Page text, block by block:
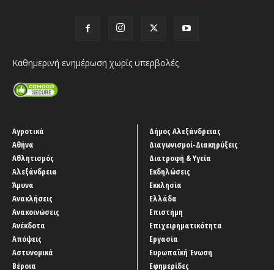
Καθημερινή ενημέρωση χωρίς υπερβολές
Αγροτικά
Αθήνα
Αθλητισμός
Αλεξάνδρεια
Άμυνα
Ανακλήσεις
Ανακοινώσεις
Ανέκδοτα
Απόψεις
Αστυνομικά
Βέροια
Δήμος Αλεξάνδρειας
Διαγωνισμοί-Διακηρύξεις
Διατροφή & Υγεία
Εκδηλώσεις
Εκκλησία
Ελλάδα
Επιστήμη
Επιχειρηματικότητα
Εργασία
Ευρωπαϊκή Ένωση
Εφημερίδες